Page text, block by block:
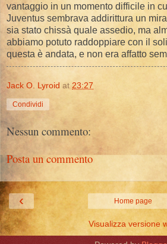
vantaggio in un momento difficile in
Juventus sembrava addirittura un
sia stato chissà quale assedio, ma
abbiamo potuto raddoppiare con il
questa è andata, e non era affatto
Jack O. Lyroid at 23:27
Condividi
Nessun commento:
Posta un commento
‹ Home page
Visualizza versione